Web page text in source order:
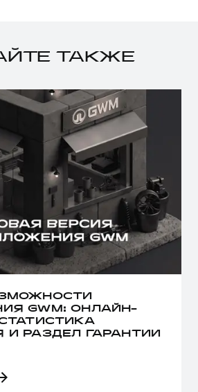
ТАКЖЕ
GWM: ОНЛАЙН-
И РАЗДЕЛ ГАРАНТИИ